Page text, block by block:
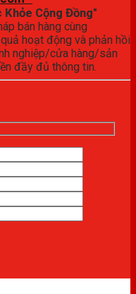
Khỏe Cộng Đồng"
bán hàng cùng
hoạt động và phản hồi
nghiệp/cửa hàng/sản
đầy đủ thông tin.